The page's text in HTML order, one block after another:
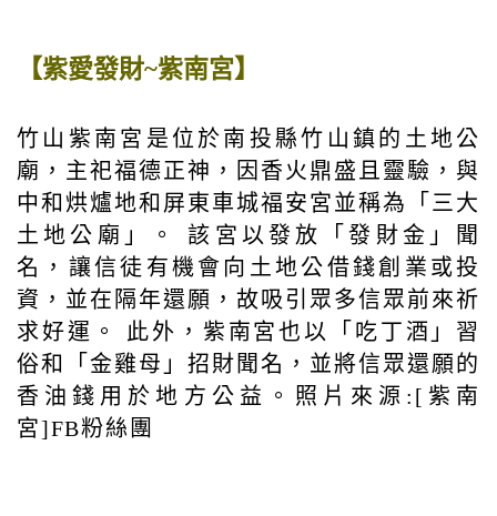
【紫愛發財~紫南宮】
竹山紫南宮是位於南投縣竹山鎮的土地公
廟，主祀福德正神，因香火鼎盛且靈驗，與
中和烘爐地和屏東車城福安宮並稱為「三大
土地公廟」。 該宮以發放「發財金」聞
名，讓信徒有機會向土地公借錢創業或投
資，並在隔年還願，故吸引眾多信眾前來祈
求好運。 此外，紫南宮也以「吃丁酒」習
俗和「金雞母」招財聞名，並將信眾還願的
香油錢用於地方公益。照片來源:[紫南
宮]FB粉絲團